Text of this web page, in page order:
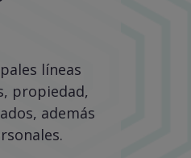
líneas
propiedad,
además